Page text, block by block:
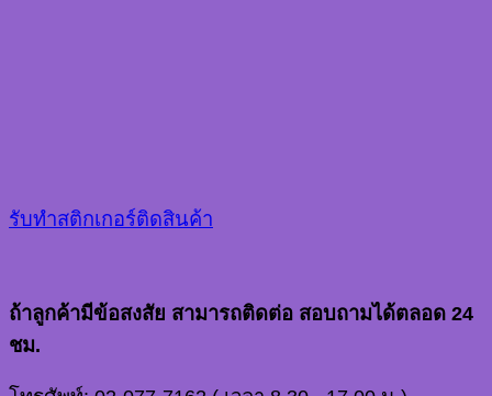
รับทําสติกเกอร์ติดสินค้า
ถ้าลูกค้ามีข้อสงสัย สามารถติดต่อ สอบถามได้ตลอด 24
ชม.